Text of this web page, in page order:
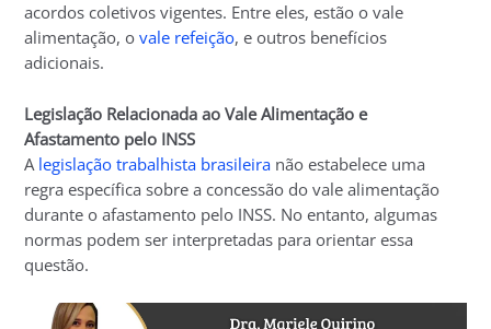
acordos coletivos vigentes. Entre eles, estão o vale
alimentação, ovale refeição, e outros benefícios
adicionais.
Legislação Relacionada ao Vale Alimentação e
Afastamento pelo INSS
A legislação trabalhista brasileira não estabelece uma
regra específica sobre a concessão do vale alimentação
durante o afastamento pelo INSS. No entanto, algumas
normas podem ser interpretadas para orientar essa
questão.